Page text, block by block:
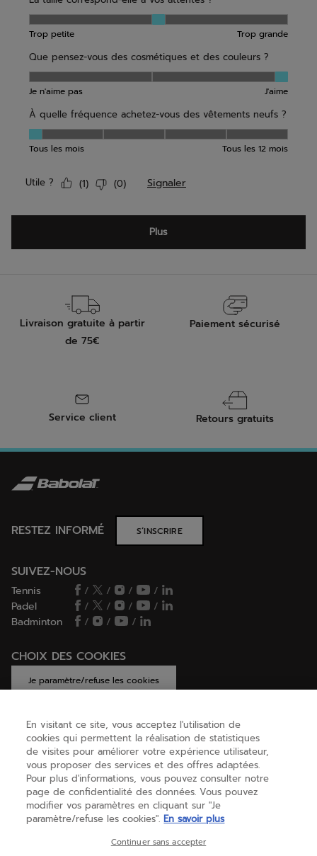
Livraison gratuite à partir
de 75€
Paiement sécurisé
Service client Retours gratuits
RESTEZ INFORMÉ S’INSCRIRE
SUIVEZ-NOUS
Tennis / / /
/
Padel
/ / /
/
Badminton
/ / /
CHOIX DES COOKIES
Je paramètre/refuse les cookies
AIDE
A PROPOS
(français)
En visitant ce site, vous acceptez l'utilisation de
cookies qui permettent la réalisation de statistiques
de visites pour améliorer votre expérience utilisateur,
vous proposer des services et des offres adaptées.
Pour plus d'informations, vous pouvez consulter notre
page de confidentialité des données. Vous pouvez
modifier vos paramètres en cliquant sur "Je
paramètre/refuse les cookies". En savoir plus
Continuer sans accepter